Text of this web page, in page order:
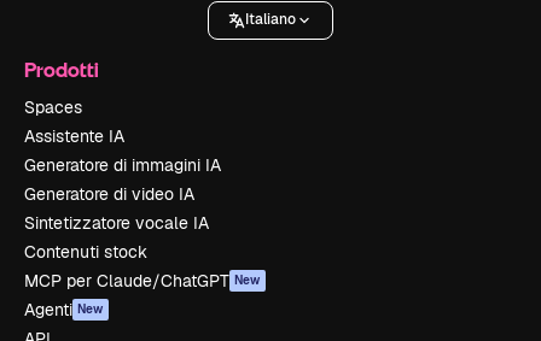
Italiano
Prodotti
Spaces
Assistente IA
Generatore di immagini IA
Generatore di video IA
Sintetizzatore vocale IA
Contenuti stock
MCP per Claude/ChatGPT New
Agenti New